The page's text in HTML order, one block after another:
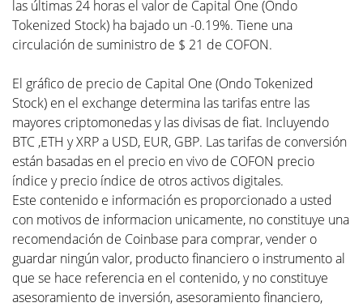
las últimas 24 horas el valor de Capital One (Ondo
Tokenized Stock) ha bajado un -0.19%. Tiene una
circulación de suministro de $ 21 de COFON.
El gráfico de precio de Capital One (Ondo Tokenized
Stock) en el exchange determina las tarifas entre las
mayores criptomonedas y las divisas de fiat. Incluyendo
BTC ,ETH y XRP a USD, EUR, GBP. Las tarifas de conversión
están basadas en el precio en vivo de COFON precio
índice y precio índice de otros activos digitales.
Este contenido e información es proporcionado a usted
con motivos de informacion unicamente, no constituye una
recomendación de Coinbase para comprar, vender o
guardar ningún valor, producto financiero o instrumento al
que se hace referencia en el contenido, y no constituye
asesoramiento de inversión, asesoramiento financiero,